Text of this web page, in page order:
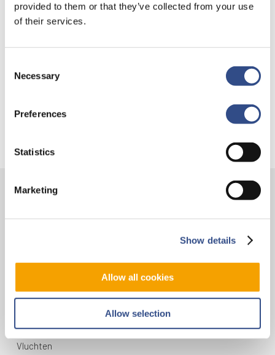
provided to them or that they’ve collected from your use
of their services.
Selection
Necessary
Preferences
Statistics
Marketing
Show details
Allow all cookies
Allow selection
Nieuwe AI-primeur voor Maastricht Aachen Airport:
Trainingsvlucht 17 juli
+31-(0)43-358 9898
Vluchten